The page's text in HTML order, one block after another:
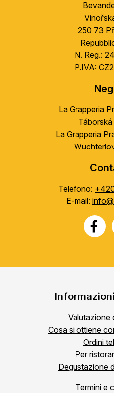
l
l
l
i
s
t
r
i
l
r
250 73
N. Reg.:
P.IVA:
La Grapperia
La Grapperia
Telefono:
E-mail:
Valutazione
Cosa si ottiene
Ordini
Per
Degustazione
Termini e